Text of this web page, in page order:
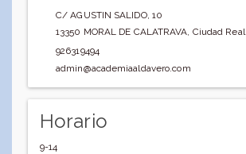
C/ AGUSTIN SALIDO, 10
13350 MORAL DE CALATRAVA, Ciudad Real
926319494
admin@academiaaldavero.com
Horario
9-14